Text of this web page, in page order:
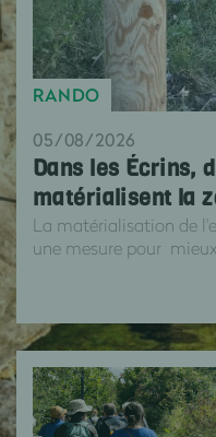
RANDO
05/08/2026
Dans les Écrins,
matérialisent la
La matérialisation de
une mesure pour